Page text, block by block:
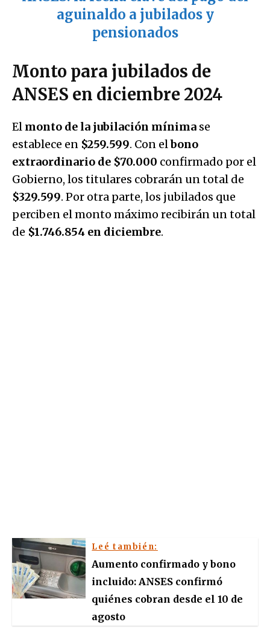
aguinaldo a jubilados y
pensionados
Monto para jubilados de
ANSES en diciembre 2024
El monto de la jubilación mínima se
establece en $259.599. Con elbono
extraordinario de $70.000 confirmado por el
Gobierno, los titulares cobrarán un total de
$329.599. Por otra parte, los jubilados que
perciben el monto máximo recibirán un total
de $1.746.854 en diciembre.
Leé también:
Aumento confirmado y bono
incluido: ANSES confirmó
quiénes cobran desde el 10 de
agosto